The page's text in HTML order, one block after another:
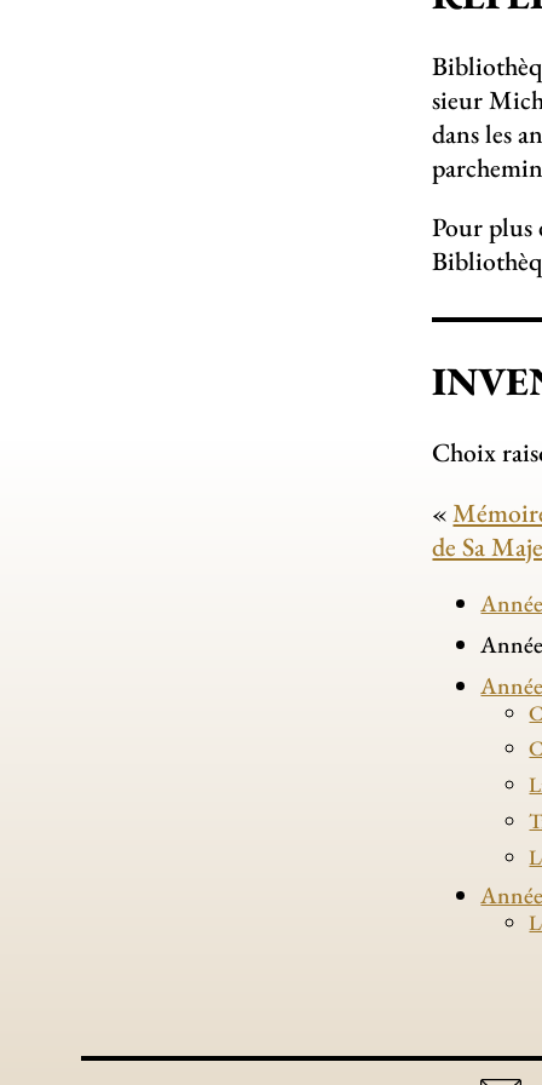
sieur
dans les
Pour plus
Choix
«
de Sa